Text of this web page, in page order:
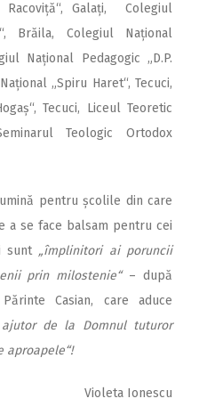
Racoviță“, Galați, Colegiul
Brăila, Colegiul Național
Național Pedagogic „D.P.
„Spiru Haret“, Tecuci,
Tecuci, Liceul Teoretic
Teologic Ortodox
pentru școlile din care
a se face balsam pentru cei
sunt „împlinitori ai poruncii
prin milostenie“ – după
Casian, care aduce
de la Domnul tuturor
Violeta Ionescu